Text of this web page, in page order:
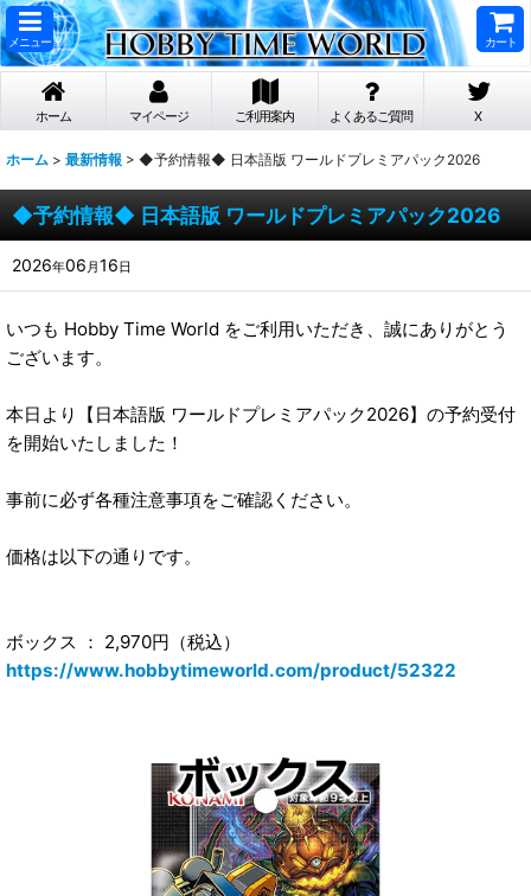
メニュー カート
ホーム マイページ ご利用案内 よくあるご質問 X
ホーム > 最新情報 > ◆予約情報◆ 日本語版 ワールドプレミアパック2026
◆予約情報◆ 日本語版 ワールドプレミアパック2026
2026年06 月16日
いつも Hobby Time World をご利用いただき、誠にありがとう
ございます。
本日より【日本語版 ワールドプレミアパック2026】の予約受付
を開始いたしました！
事前に必ず各種注意事項をご確認ください。
価格は以下の通りです。
ボックス ： 2,970円（税込）
https://www.hobbytimeworld.com/product/52322